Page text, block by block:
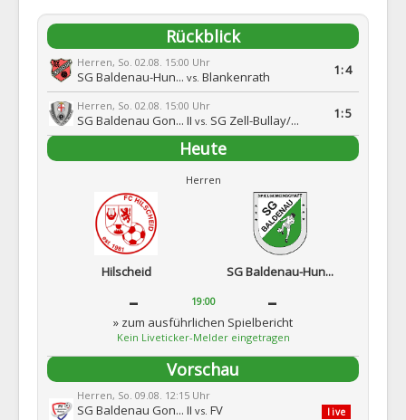
Rückblick
Herren, So. 02.08. 15:00 Uhr
SG Baldenau-Hun... vs. Blankenrath 1:4
Herren, So. 02.08. 15:00 Uhr
SG Baldenau Gon... II vs. SG Zell-Bullay/... 1:5
Heute
Herren
Hilscheid SG Baldenau-Hun...
- 19:00 -
» zum ausführlichen Spielbericht
Kein Liveticker-Melder eingetragen
Vorschau
Herren, So. 09.08. 12:15 Uhr
SG Baldenau Gon... II vs. FV
live